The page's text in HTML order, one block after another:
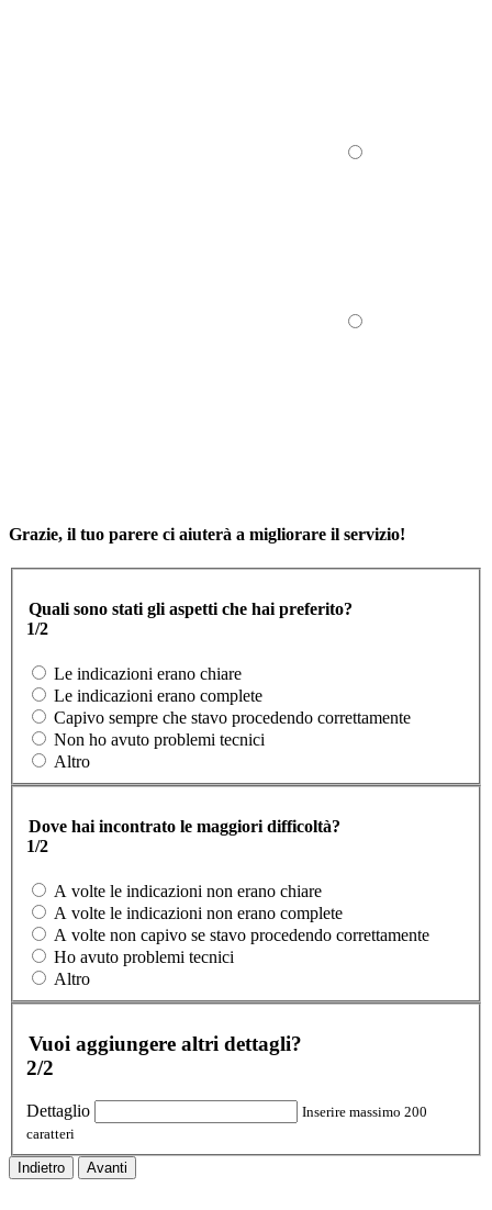
Grazie, il tuo parere ci aiuterà a migliorare il servizio!
Quali sono stati gli aspetti che hai preferito?
1/2
Le indicazioni erano chiare
Le indicazioni erano complete
Capivo sempre che stavo procedendo correttamente
Non ho avuto problemi tecnici
Altro
Dove hai incontrato le maggiori difficoltà?
1/2
A volte le indicazioni non erano chiare
A volte le indicazioni non erano complete
A volte non capivo se stavo procedendo correttamente
Ho avuto problemi tecnici
Altro
Vuoi aggiungere altri dettagli?
2/2
Dettaglio
Inserire massimo 200
caratteri
Indietro Avanti